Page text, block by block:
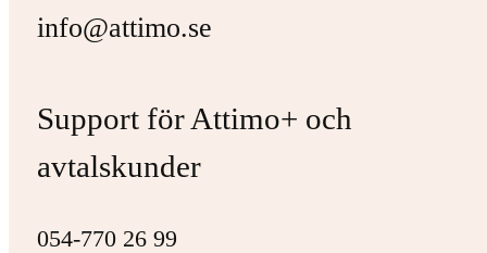
info@attimo.se
Support för Attimo+ och
avtalskunder
054-770 26 99